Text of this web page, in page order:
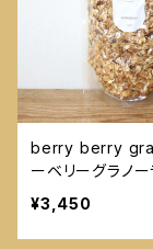
berry berry
ーベリーグラノ
¥3,450